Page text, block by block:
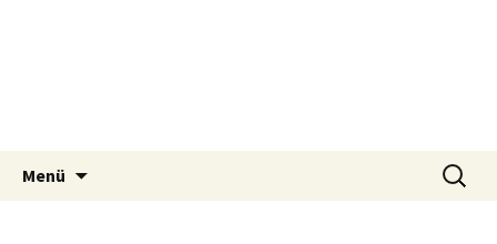
Tier Natur und Artenschutz
Siebengebirge e.V.
Tierschutzverein seit 1985 im Siebengebirge –
Orscheider Tierschutzhof
Menü
Suchen
nach: